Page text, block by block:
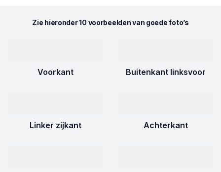
Zie hieronder 10 voorbeelden van goede foto’s
Voorkant Buitenkant linksvoor
Linker zijkant Achterkant